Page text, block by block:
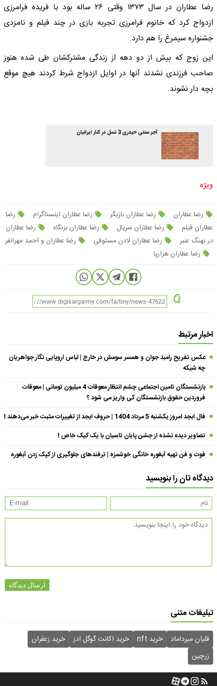
رضا عطاران در سال ۱۳۷۳ وقتی ۲۶ ساله بود با فریده فرامرزی
ازدواج کرد که خانوم فرامرزی تجربه بازی در چند فیلم و نامزدی
جشنواره سیمرغ را هم دارد.
این زوج که بیش از دو دهه از زندگی مشترکشان طی شده هنوز
صاحب فرزندی نشدند آنها در اوایل ازدواج شرط کردند هیچ موقع
بچه دار نشوند.
آجر سنتی حیدری 3 نسل در کنار ایرانیان
ویژه
رضا عطاران رضا عطاران بازیگر رضا عطاران اینستاگرام
رضا
عطاران فیلم
رضا عطاران سریال رضا عطاران بزنگاه
رضا عطاران
در نهنگ عنبر
رضا عطاران لادن مستوفی
رضا عطاران و احمد مهرانفر
رضا عطاران هزارپا
اخبار مرتبط
عکس تفریح رامبد جوان و همسر سومش در خارج | لباس اروپایی نگار جواهریان
چه شیکه
بازنشستگان تامین اجتماعی چشم انتظار معوقات 4 میلیون تومانی | معوقات
فروردین حقوق بازنشستگان کی واریز می شود ؟
فال ابجد امروز یکشنبه 5 مرداد 1404 | حروف ابجد از تغییرات مثبت خبر می‌دهند !
تصاویر دیده نشده از جشن پایان تاسیان با یک کیک خاص !
فوت و فن تهیه آبغوره خانگی خوشمزه | ترفندهای جلوگیری از کپک زدن آبغوره
دیدگاه تان را بنویسید
ارسال دیدگاه
تبلیغات متنی
قلیان میرداماد خرید nft خرید اکانت گوگل ادز
خرید زعفران
زرچین